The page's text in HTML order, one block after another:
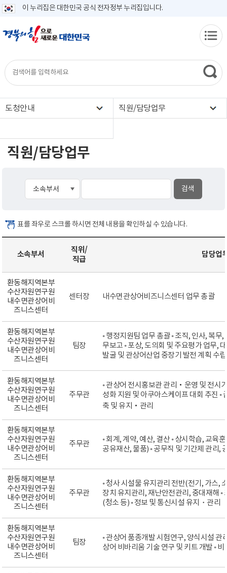
이 누리집은 대한민국 공식 전자정부 누리집입니다.
도청안내 직원/담당업무
직원/담당업무
표를 좌우로 스크롤 하시면 전체 내용을 확인하실 수 있습니다.
소속부서
직위/
직급
담당업
환동해지역본부
수산자원연구원
내수면관상어비
즈니스센터
센터장 내수면관상어비즈니스센터 업무 총괄
환동해지역본부
수산자원연구원
내수면관상어비
즈니스센터
팀장
◦ 행정지원팀 업무 총괄 ◦ 조직, 인사, 복
무보고 ◦ 포상, 도의회 및 주요평가 업무,
발굴 및 관상어산업 중장기 발전 계획 수
환동해지역본부
수산자원연구원
내수면관상어비
즈니스센터
주무관
◦ 관상어 전시홍보관 관리‧운영 및 전시
성화 지원 및 아쿠아스케이프 대회 추진 ◦
축 및 유지・관리
환동해지역본부
수산자원연구원
내수면관상어비
즈니스센터
주무관
◦ 회계, 계약, 예산, 결산 ◦ 상시학습, 교육
공유재산, 물품) ◦ 공무직 및 기간제 관리,
환동해지역본부
수산자원연구원
내수면관상어비
즈니스센터
주무관
◦ 청사 시설물 유지관리 전반(전기, 가스,
장치 유지관리, 재난안전관리, 중대재해
(청소 등) ◦ 정보 및 통신시설 유지・관리
환동해지역본부
수산자원연구원
내수면관상어비
즈니스센터
팀장
◦ 관상어 품종개발 시험연구, 양식시설 관
상어 비바리움 기술 연구 및 키트 개발 ◦